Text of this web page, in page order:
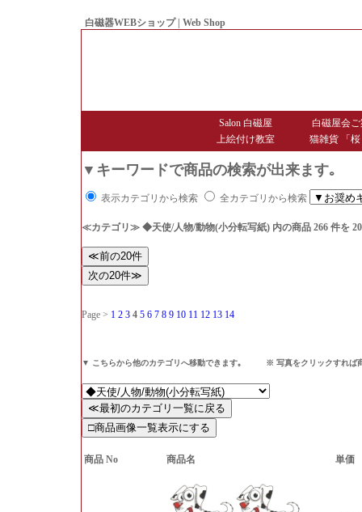
白磁器WEBショップ | Web Shop
Salon 白磁屋
白磁屋会
上絵付け教室
猫雑貨 「
▼キーワードで商品の検索が出来ます｡
表示カテゴリから検索 全カテゴリから検索
≪カテゴリ≫ ◆天使/人物/動物(小分転写紙) 内の商品 266 件を
Page > 1 2 3 4 5 6 7 8 9 10 11 12 13 14
▼ こちらから他のカテゴリへ移動できます｡ ※ 写真をクリックすれば商
商品 No 商品名 単価